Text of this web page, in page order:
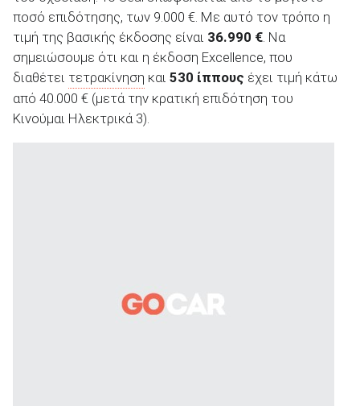
ποσό επιδότησης, των 9.000 €. Με αυτό τον τρόπο η
τιμή της βασικής έκδοσης είναι 36.990 €. Να
σημειώσουμε ότι και η έκδοση Excellence, που
διαθέτει τετρακίνηση και 530 ίππους έχει τιμή κάτω
από 40.000 € (μετά την κρατική επιδότηση του
Κινούμαι Ηλεκτρικά 3).